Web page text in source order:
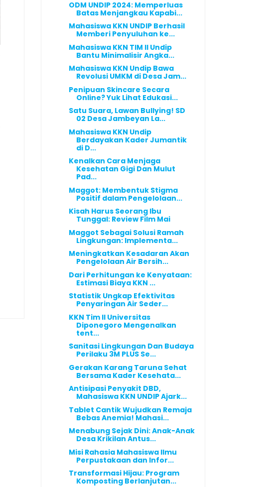
ODM UNDIP 2024: Memperluas
Batas Menjangkau Kapabi...
Mahasiswa KKN UNDIP Berhasil
Memberi Penyuluhan ke...
Mahasiswa KKN TIM II Undip
Bantu Minimalisir Angka...
Mahasiswa KKN Undip Bawa
Revolusi UMKM di Desa Jam...
Penipuan Skincare Secara
Online? Yuk Lihat Edukasi...
Satu Suara, Lawan Bullying! SD
02 Desa Jambeyan La...
Mahasiswa KKN Undip
Berdayakan Kader Jumantik
di D...
Kenalkan Cara Menjaga
Kesehatan Gigi Dan Mulut
Pad...
Maggot: Membentuk Stigma
Positif dalam Pengelolaan...
Kisah Harus Seorang Ibu
Tunggal: Review Film Mai
Maggot Sebagai Solusi Ramah
Lingkungan: Implementa...
Meningkatkan Kesadaran Akan
Pengelolaan Air Bersih...
Dari Perhitungan ke Kenyataan:
Estimasi Biaya KKN ...
Statistik Ungkap Efektivitas
Penyaringan Air Seder...
KKN Tim II Universitas
Diponegoro Mengenalkan
tent...
Sanitasi Lingkungan Dan Budaya
Perilaku 3M PLUS Se...
Gerakan Karang Taruna Sehat
Bersama Kader Kesehata...
Antisipasi Penyakit DBD,
Mahasiswa KKN UNDIP Ajark...
Tablet Cantik Wujudkan Remaja
Bebas Anemia! Mahasi...
Menabung Sejak Dini: Anak-Anak
Desa Krikilan Antus...
Misi Rahasia Mahasiswa Ilmu
Perpustakaan dan Infor...
Transformasi Hijau: Program
Komposting Berlanjutan...